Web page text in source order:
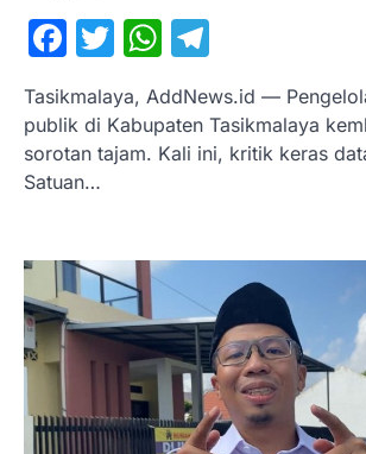
Facebook
TwitterWhatsApp
Tasikmalaya, AddNews.id —
publik di Kabupaten Tasikmalaya
sorotan tajam. Kali ini, kritik keras
Satuan…